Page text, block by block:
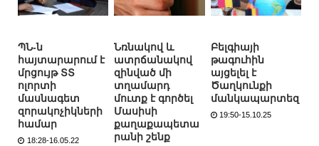
ՊՆ-ն
հայտարարում է
մրցույթ ՏՏ
ոլորտի
մասնագետ
զորակոչիկների
համար
18:28-16.05.22
Նռնակով և
ատրճանակով
զինված մի
տղամարդ
մուտք է գործել
Մասիսի
քաղաքապետա
րանի շենք
Բելգիայի
թագուհին
այցելել է
Ծաղկունքի
մանկապարտեզ
19:50-15.10.25